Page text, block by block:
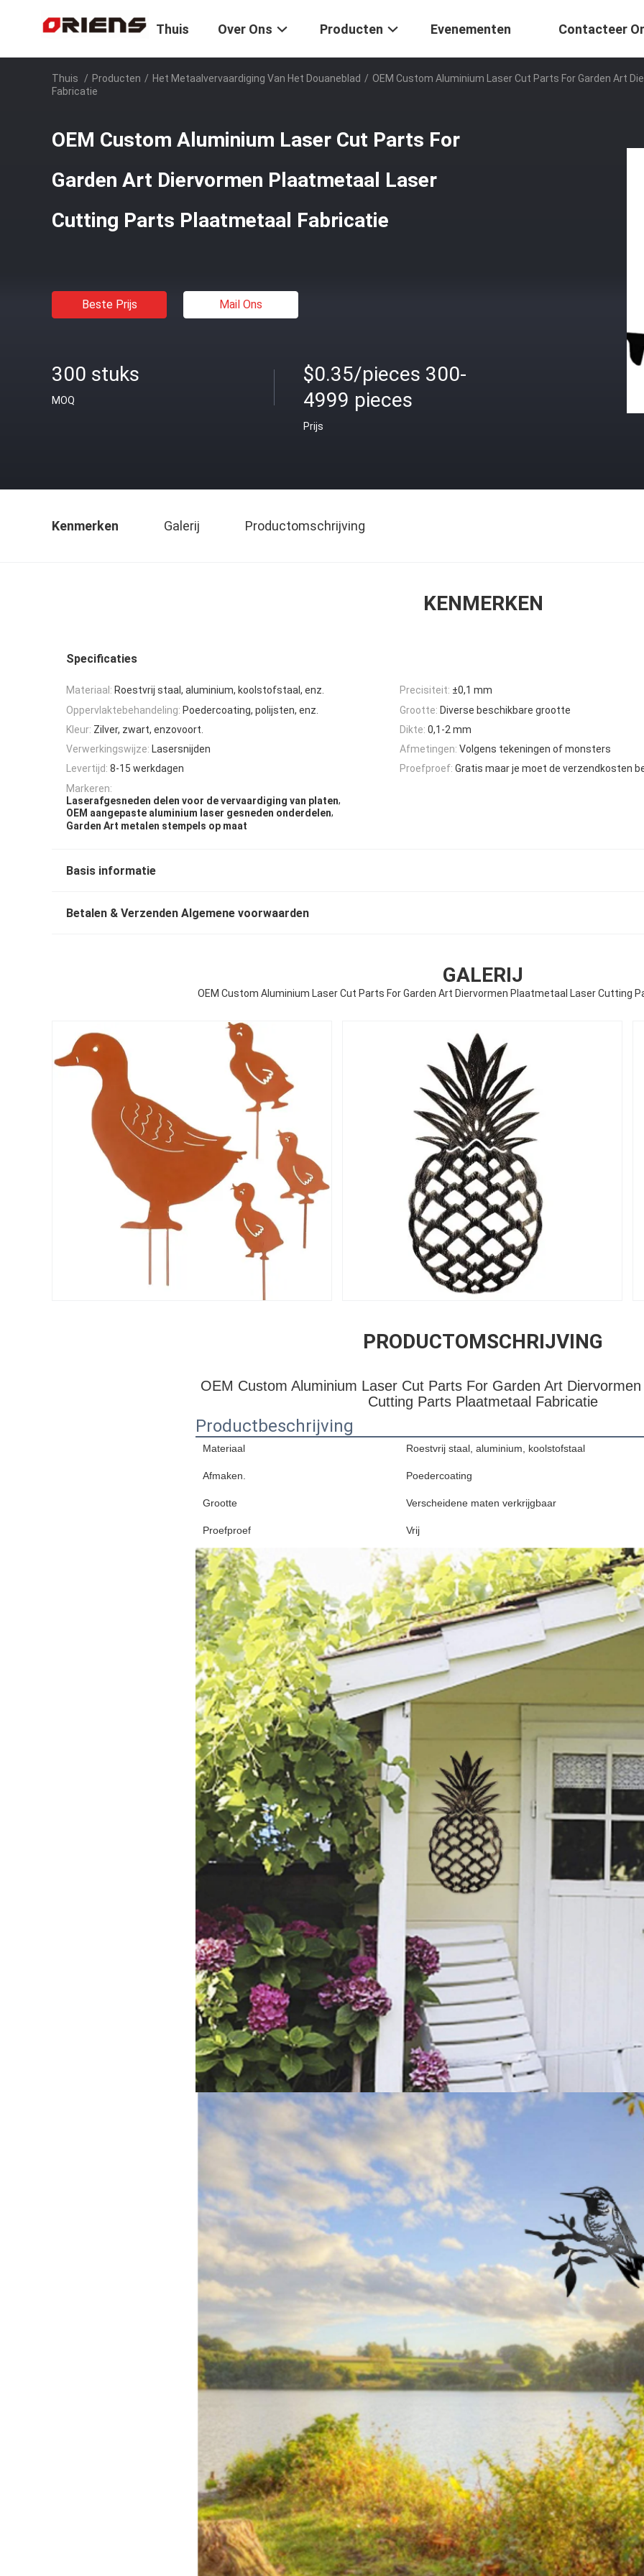
Thuis Over Ons Producten Evenementen Contacteer
Thuis / Producten / Het Metaalvervaardiging Van Het Douaneblad / OEM Custom Aluminium Laser Cut Parts For Garden Art
Fabricatie
OEM Custom Aluminium Laser Cut Parts For
Garden Art Diervormen Plaatmetaal Laser
Cutting Parts Plaatmetaal Fabricatie
Beste Prijs Mail Ons
300 stuks
MOQ
$0.35/pieces 300-
4999 pieces
Prijs
Kenmerken Galerij Productomschrijving
KENMERKEN
Specificaties
Materiaal: Roestvrij staal, aluminium, koolstofstaal, enz. Precisiteit: ±0,1 mm
Oppervlaktebehandeling: Poedercoating, polijsten, enz. Grootte: Diverse beschikbare grootte
Kleur: Zilver, zwart, enzovoort. Dikte: 0,1-2 mm
Verwerkingswijze: Lasersnijden Afmetingen: Volgens tekeningen of monsters
Levertijd: 8-15 werkdagen Proefproef: Gratis maar je moet de verzendkosten
Markeren:
Laserafgesneden delen voor de vervaardiging van platen,
OEM aangepaste aluminium laser gesneden onderdelen,
Garden Art metalen stempels op maat
Basis informatie
Betalen & Verzenden Algemene voorwaarden
GALERIJ
OEM Custom Aluminium Laser Cut Parts For Garden Art Diervormen Plaatmetaal Laser Cutting
PRODUCTOMSCHRIJVING
OEM Custom Aluminium Laser Cut Parts For Garden Art
Cutting Parts Plaatmetaal Fabricatie
Productbeschrijving
Materiaal Roestvrij staal, aluminium, koolstofstaal
Afmaken. Poedercoating
Grootte Verscheidene maten verkrijgbaar
Proefproef Vrij